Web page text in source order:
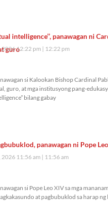
intelligence’’, panawagan ni
guro
2026 12:22 pm 12:22 pm
si Kalookan Bishop Cardinal
guro, at mga institusyong pang-
bilang gabay
panawagan ni Pope
2026 11:56 am 11:56 am
si Pope Leo XIV sa mga
at pagbubuklod sa harap